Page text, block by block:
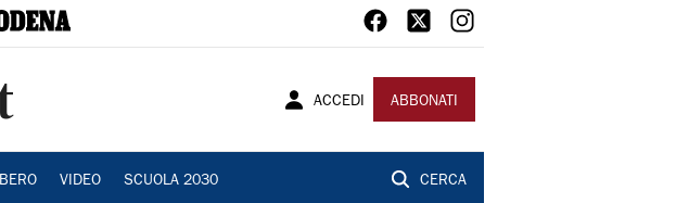
ACCEDI ABBONATI
VIDEO SCUOLA 2030 CERCA